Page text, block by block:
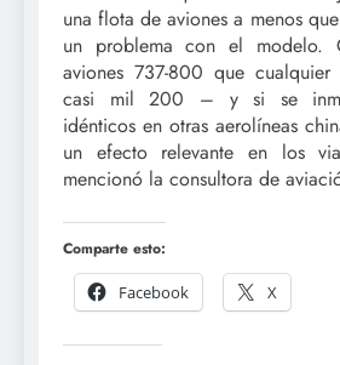
una flota de aviones a menos
un problema con el modelo.
aviones 737-800 que
casi mil 200 – y si se
idénticos en otras aerolíneas
un efecto relevante en los
mencionó la consultora de
Comparte esto:
Facebook
X